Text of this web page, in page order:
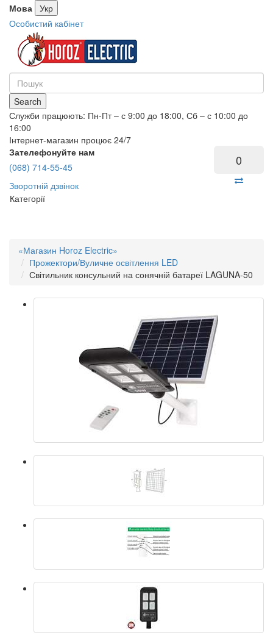
Мова Укр
Особистий кабінет
Search
Служби працюють: Пн-Пт – с 9:00 до 18:00, Сб – с 10:00 до
16:00
Інтернет-магазин процює 24/7
Зателефонуйте нам
(068) 714-55-45
Зворотній дзвінок
0
Категорії
«Магазин Horoz Electric»
Прожектори/Вуличне освітлення LED
Світильник консульний на сонячній батареї LAGUNA-50